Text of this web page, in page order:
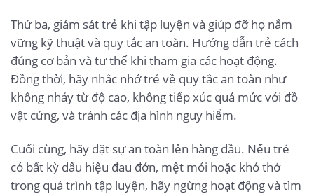
Thứ ba, giám sát trẻ khi tập luyện và giúp đỡ họ nắm
vững kỹ thuật và quy tắc an toàn. Hướng dẫn trẻ cách
đúng cơ bản và tư thế khi tham gia các hoạt động.
Đồng thời, hãy nhắc nhở trẻ về quy tắc an toàn như
không nhảy từ độ cao, không tiếp xúc quá mức với đồ
vật cứng, và tránh các địa hình nguy hiểm.
Cuối cùng, hãy đặt sự an toàn lên hàng đầu. Nếu trẻ
có bất kỳ dấu hiệu đau đớn, mệt mỏi hoặc khó thở
trong quá trình tập luyện, hãy ngừng hoạt động và tìm